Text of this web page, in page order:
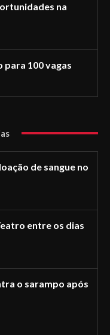
na
para 100 vagas
de sangue no
entre os dias
o sarampo após